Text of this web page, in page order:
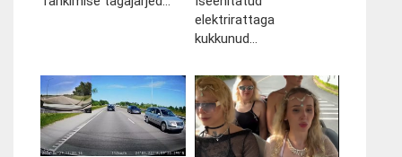
elektrirattaga
kukkunud...